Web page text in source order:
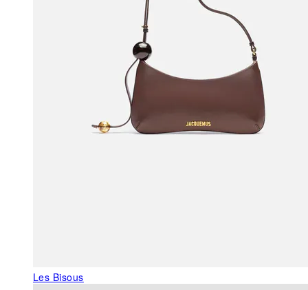
Les Bisous